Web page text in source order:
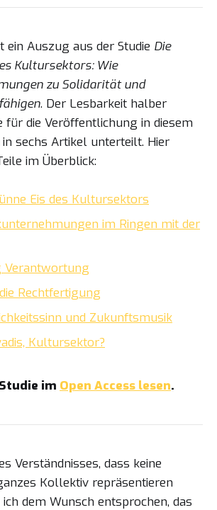
ein Auszug aus der Studie Die
Kultursektors: Wie
zu Solidarität und
. Der Lesbarkeit halber
für die Veröffentlichung in diesem
sechs Artikel unterteilt. Hier
im Überblick:
Eis des Kultursektors
im Ringen mit der
Verantwortung
Rechtfertigung
und Zukunftsmusik
Kultursektor?
im Open Access lesen.
Verständnisses, dass keine
Kollektiv repräsentieren
ich dem Wunsch entsprochen, das